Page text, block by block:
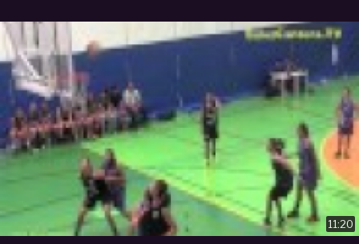
11:20